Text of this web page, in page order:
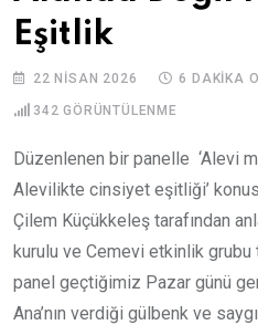
Eşitlik
22 NISAN 2026 6 DAKIKA
342 GÖRÜNTÜLENME
Düzenlenen bir panelle ‘Alevi
Alevilikte cinsiyet eşitliği’
Çilem Küçükkeleş tarafından
kurulu ve Cemevi etkinlik grubu
panel geçtiğimiz Pazar günü
Ana’nın verdiği gülbenk ve